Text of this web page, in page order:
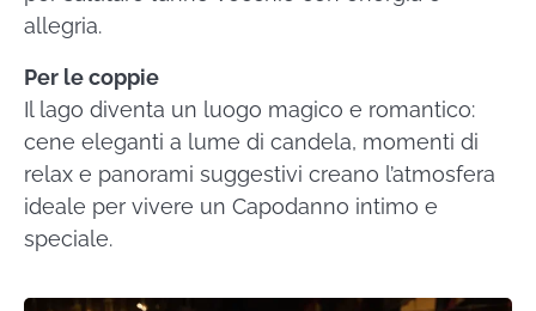
allegria.
Per le coppie
Il lago diventa un luogo magico e romantico:
cene eleganti a lume di candela, momenti di
relax e panorami suggestivi creano l’atmosfera
ideale per vivere un Capodanno intimo e
speciale.